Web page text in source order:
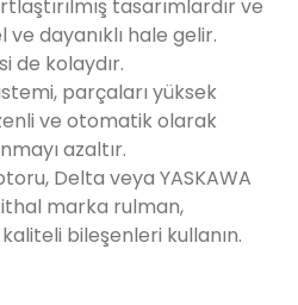
tasarımlardır ve
dayanıklı hale gelir.
de kolaydır.
parçaları yüksek
ve otomatik olarak
azaltır.
Delta veya YASKAWA
marka rulman,
bileşenleri kullanın.